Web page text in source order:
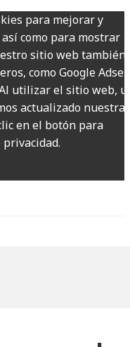
para mejorar y
como para mostrar
sitio web también
como Google
utilizar el sitio web,
actualizado nuestra
en el botón para